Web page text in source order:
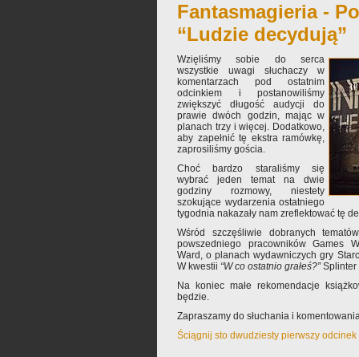
Fantasmagieria -
“Ludzie decydują”
Wzięliśmy sobie do serca
wszystkie uwagi słuchaczy w
komentarzach pod ostatnim
odcinkiem i postanowiliśmy
zwiększyć długość audycji do
prawie dwóch godzin, mając w
planach trzy i więcej. Dodatkowo,
aby zapełnić tę ekstra ramówkę,
zaprosiliśmy gościa.
Choć bardzo staraliśmy się
wybrać jeden temat na dwie
godziny rozmowy, niestety
szokujące wydarzenia ostatniego
tygodnia nakazały nam zreflektować tę
Wśród szczęśliwie dobranych
powszedniego pracowników Games
Ward, o planach wydawniczych gry
W kwestii “W co ostatnio grałeś?”Splinter
Na koniec małe rekomendacje
będzie.
Zapraszamy do słuchania i
Ściągnij sto dwudziesty pierwszy odcinek